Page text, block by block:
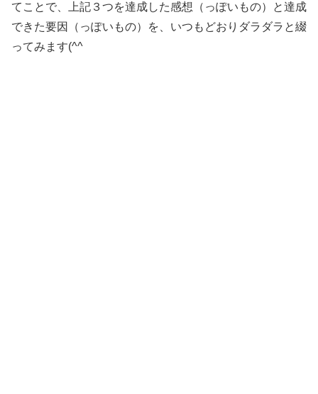
てことで、上記３つを達成した感想（っぽいもの）と達成
できた要因（っぽいもの）を、いつもどおりダラダラと綴
ってみます(^^ゞ